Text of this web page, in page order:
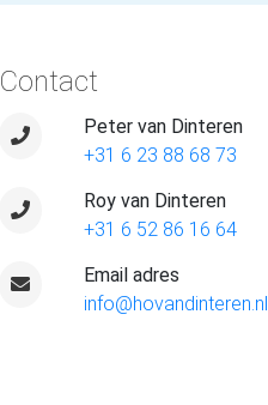
Contact
Peter van Dinteren
+31 6 23 88 68 73
Roy van Dinteren
+31 6 52 86 16 64
Email adres
info@hovandinteren.nl